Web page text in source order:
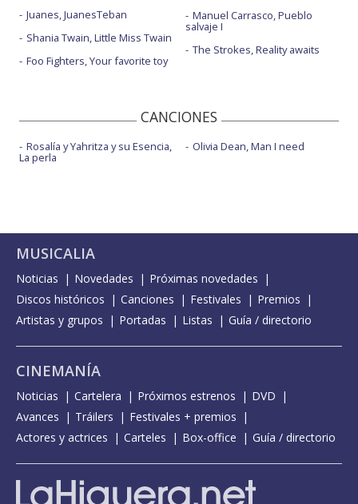
Juanes, JuanesTeban
Shania Twain, Little Miss Twain
Foo Fighters, Your favorite toy
Manuel Carrasco, Pueblo
salvaje I
The Strokes, Reality awaits
CANCIONES
Rosalía y Yahritza y su Esencia,
La perla
Olivia Dean, Man I need
MUSICALIA
Noticias Novedades
Próximas novedades
Discos históricos
Canciones Festivales
Premios
Artistas y grupos
Portadas Listas Guía / directorio
CINEMANÍA
Noticias Cartelera Próximos estrenos
DVD
Avances
Tráilers
Festivales + premios
Actores y actrices
Carteles Box-office Guía / directorio